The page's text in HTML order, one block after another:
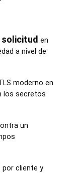
en
a nivel de
moderno en
los secretos
un
por cliente y